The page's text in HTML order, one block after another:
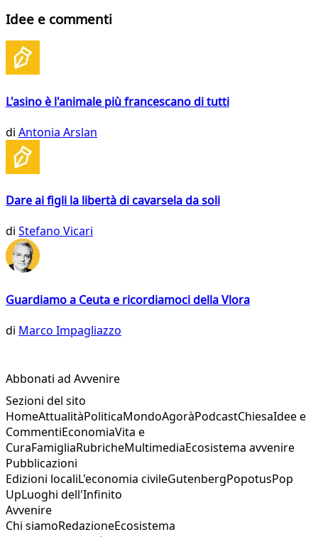
Idee e commenti
L'asino è l'animale più francescano di tutti
di Antonia Arslan
Dare ai figli la libertà di cavarsela da soli
di Stefano Vicari
Guardiamo a Ceuta e ricordiamoci della Vlora
di Marco Impagliazzo
Abbonati ad Avvenire
Sezioni del sito
HomeAttualitàPoliticaMondoAgoràPodcastChiesaIdee e
CommentiEconomiaVita e
CuraFamigliaRubricheMultimediaEcosistema avvenire
Pubblicazioni
Edizioni localiL'economia civileGutenbergPopotusPop
UpLuoghi dell'Infinito
Avvenire
Chi siamoRedazioneEcosistema